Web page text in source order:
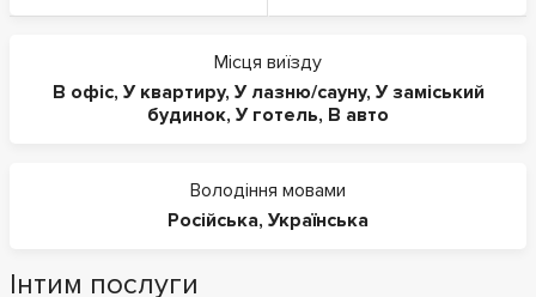
Місця виїзду
В офіс, У квартиру, У лазню/сауну, У заміський
будинок, У готель, В авто
Володіння мовами
Російська, Українська
Інтим послуги